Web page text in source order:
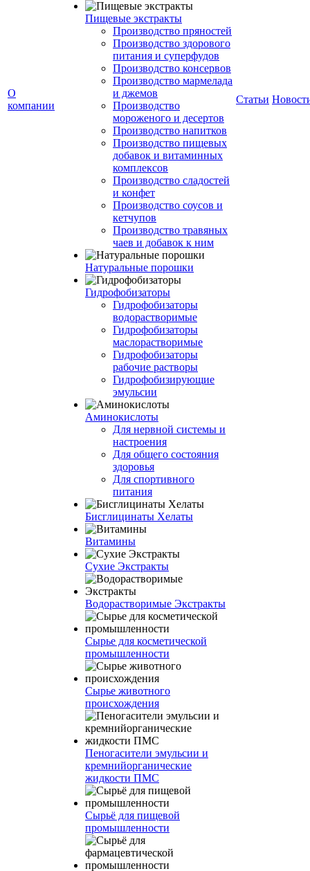
О
компании
Пищевые экстракты
Производство пряностей
Производство здорового
питания и суперфудов
Производство консервов
Производство мармелада
и джемов
Производство
мороженого и десертов
Производство напитков
Производство пищевых
добавок и витаминных
комплексов
Производство сладостей
и конфет
Производство соусов и
кетчупов
Производство травяных
чаев и добавок к ним
Натуральные порошки
Гидрофобизаторы
Гидрофобизаторы
водорастворимые
Гидрофобизаторы
маслорастворимые
Гидрофобизаторы
рабочие растворы
Гидрофобизирующие
эмульсии
Аминокислоты
Для нервной системы и
настроения
Для общего состояния
здоровья
Для спортивного
питания
Бисглицинаты Хелаты
Витамины
Сухие Экстракты
Водорастворимые Экстракты
Сырье для косметической
промышленности
Сырье животного
происхождения
Пеногасители эмульсии и
кремнийорганические
жидкости ПМС
Сырьё для пищевой
промышленности
Статьи